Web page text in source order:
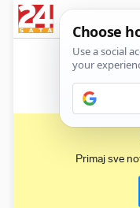
News
Primaj sve